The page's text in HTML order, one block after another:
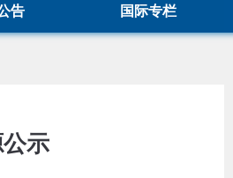
告 国际专栏
示